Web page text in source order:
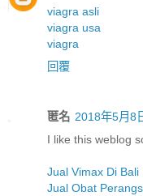
viagra asli
viagra usa
viagra
回覆
匿名 2018年5月8
I like this weblog
Jual Vimax Di Bali
Jual Obat